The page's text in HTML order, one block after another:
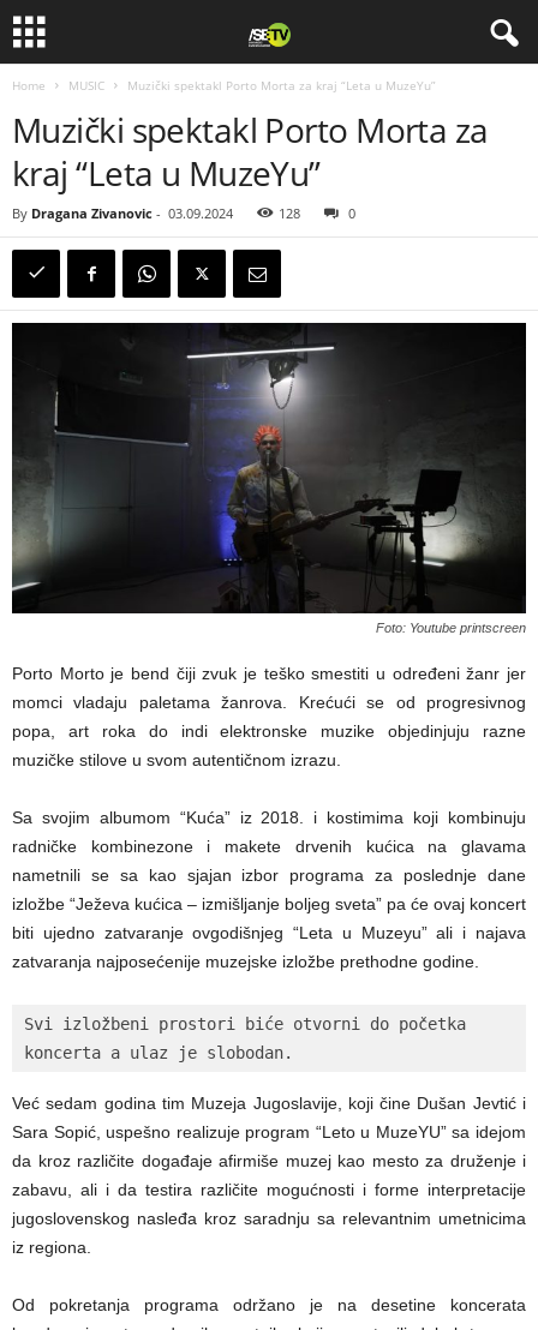
Home MUSIC Muzički spektakl Porto Morta za kraj “Leta u MuzeYu”
Muzički spektakl Porto Morta za
kraj “Leta u MuzeYu”
By Dragana Zivanovic - 03.09.2024 128 0
Foto: Youtube printscreen
Porto Morto je bend čiji zvuk je teško smestiti u određeni žanr jer
momci vladaju paletama žanrova. Krećući se od progresivnog
popa, art roka do indi elektronske muzike objedinjuju razne
muzičke stilove u svom autentičnom izrazu.
Sa svojim albumom “Kuća” iz 2018. i kostimima koji kombinuju
radničke kombinezone i makete drvenih kućica na glavama
nametnili se sa kao sjajan izbor programa za poslednje dane
izložbe “Ježeva kućica – izmišljanje boljeg sveta” pa će ovaj koncert
biti ujedno zatvaranje ovgodišnjeg “Leta u Muzeyu” ali i najava
zatvaranja najposećenije muzejske izložbe prethodne godine.
Svi izložbeni prostori biće otvorni do početka
koncerta a ulaz je slobodan.
Već sedam godina tim Muzeja Jugoslavije, koji čine Dušan Jevtić i
Sara Sopić, uspešno realizuje program “Leto u MuzeYU” sa idejom
da kroz različite događaje afirmiše muzej kao mesto za druženje i
zabavu, ali i da testira različite mogućnosti i forme interpretacije
jugoslovenskog nasleđa kroz saradnju sa relevantnim umetnicima
iz regiona.
Od pokretanja programa održano je na desetine koncerata